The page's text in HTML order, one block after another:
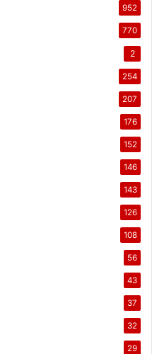
952
770
2
254
207
176
152
146
143
126
108
56
43
37
32
29